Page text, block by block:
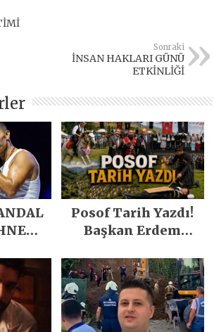
Sonraki
İNSAN HAKLARI GÜNÜ
ETKİNLİĞİ
Posof Tarih Yazdı!
Başkan Erdem
Emeğiyle Son
Yılların En Büyük
Festivali
Gerçekleşti